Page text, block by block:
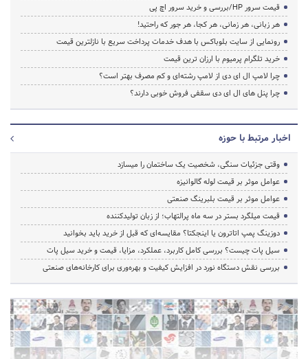
قیمت سرور HP/بررسی و خرید سرور اچ پی
هر زبانی، هر زمانی، هر کجا، هر جور که راحتید!
رونمایی از سایت بلوباکس با هدف خدمات پرداخت سریع با نازلترین قیمت
خرید تلگرام پرمیوم با ارزان ترین قیمت
چرا لامپ ال ای دی از لامپ رشته‌ای و کم مصرف بهتر است؟
چرا پنل های ال ای دی سقفی فروش خوبی دارند؟
اخبار مرتبط با حوزه
وقتی جزئیات سنگی، شخصیت یک ساختمان را میسازد
عوامل موثر بر قیمت لوله گالوانیزه
عوامل موثر بر قیمت بلبرینگ صنعتی
قیمت میلگرد بستر در سه ماه پرالتهاب؛ از زبان تولیدکننده
دوزینگ پمپ اتاترون یا اینجکتا؟ مقایسه‌ای که قبل از خرید باید بخوانید
سیل پات چیست؟ بررسی کامل کاربرد، عملکرد، مزایا، قیمت و خرید سیل پات
بررسی نقش دستگاه نورد در افزایش کیفیت و بهره‌وری برای کارخانه‌های صنعتی